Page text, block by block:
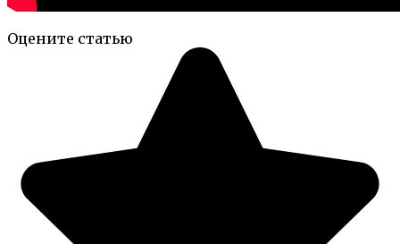
Оцените статью